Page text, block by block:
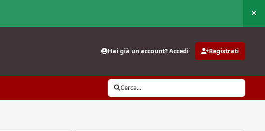
Hai già un account? Accedi Registrati
Cerca...